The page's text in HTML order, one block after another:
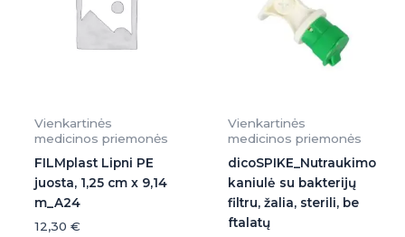
Vienkartinės
medicinos priemonės
FILMplast Lipni PE
juosta, 1,25 cm x 9,14
m_A24
12,30 €
Vienkartinės
medicinos priemonės
dicoSPIKE_Nutraukimo
kaniulė su bakterijų
filtru, žalia, sterili, be
ftalatų